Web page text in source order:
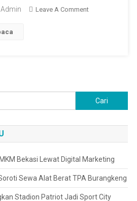
Admin Leave A CommentOn
untuk:
Bekasi Lewat Digital Marketing
Sewa Alat Berat TPA Burangkeng
Stadion Patriot Jadi Sport City